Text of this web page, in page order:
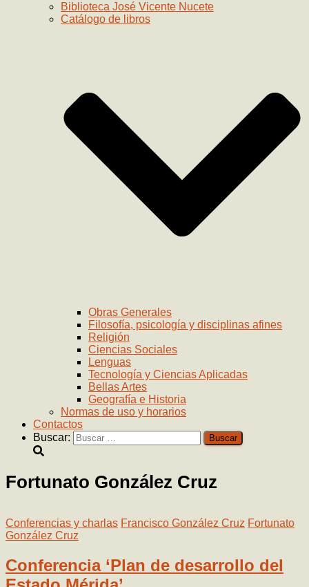
Biblioteca José Vicente Nucete
Catálogo de libros
Obras Generales
Filosofía, psicología y disciplinas afines
Religión
Ciencias Sociales
Lenguas
Tecnología y Ciencias Aplicadas
Bellas Artes
Geografía e Historia
Normas de uso y horarios
Contactos
Buscar:
Fortunato González Cruz
Conferencias y charlas Francisco González Cruz Fortunato
González Cruz
Conferencia ‘Plan de desarrollo del